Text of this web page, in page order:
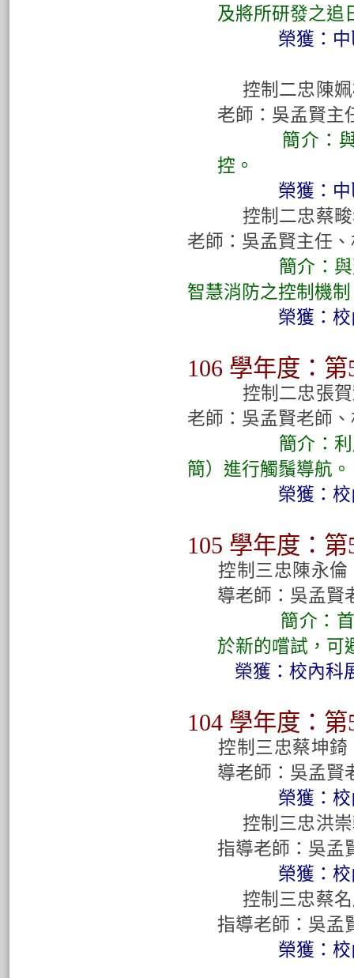
及將所研發之追
榮獲：中區科展
控制二忠
老師：吳孟賢主
簡介：與建築
控。
榮獲：
控制二忠
老師：吳孟賢主任
簡介：與建築
智慧消防之控制機
榮獲：
106 學年度 ：
控制二忠張賀
老師：吳孟賢老師
簡介：
簡） 進行觸鬚導航。
榮獲：校內
105 學年度 ：
控制三忠陳永
導老師：吳孟賢
簡介：
於新的嚐試， 可
榮獲：校內科展
104 學年度 ：
控制三忠蔡坤錡
導老師：吳孟賢
榮獲：校內科
控制三忠洪崇
指導老師：吳孟
榮獲：校內
控制三忠蔡名
指導老師：吳孟
榮獲：校內